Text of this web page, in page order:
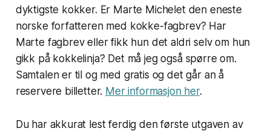
dyktigste kokker. Er Marte Michelet den eneste
norske forfatteren med kokke-fagbrev? Har
Marte fagbrev eller fikk hun det aldri selv om hun
gikk på kokkelinja? Det må jeg også spørre om.
Samtalen er til og med gratis og det går an å
reservere billetter. Mer informasjon her.
Du har akkurat lest ferdig den første utgaven av